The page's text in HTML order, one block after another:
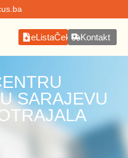
eListaČekanjaKontakt
SARAJEVU